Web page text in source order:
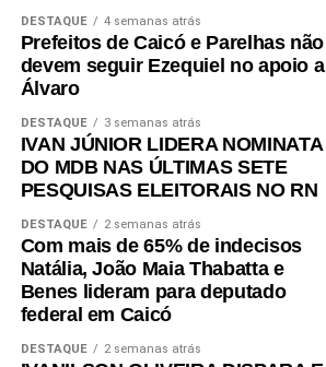
DESTAQUE 4 semanas atrás
Prefeitos de Caicó e Parelhas não
devem seguir Ezequiel no apoio a
Álvaro
DESTAQUE 3 semanas atrás
IVAN JÚNIOR LIDERA NOMINATA
DO MDB NAS ÚLTIMAS SETE
PESQUISAS ELEITORAIS NO RN
DESTAQUE 2 semanas atrás
Com mais de 65% de indecisos
Natália, João Maia Thabatta e
Benes lideram para deputado
federal em Caicó
DESTAQUE 2 semanas atrás